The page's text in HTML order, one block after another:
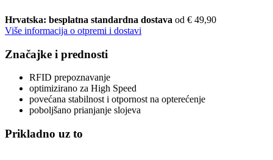
Hrvatska: besplatna standardna dostava od € 49,90
Više informacija o otpremi i dostavi
Značajke i prednosti
RFID prepoznavanje
optimizirano za High Speed
povećana stabilnost i otpornost na opterećenje
poboljšano prianjanje slojeva
Prikladno uz to